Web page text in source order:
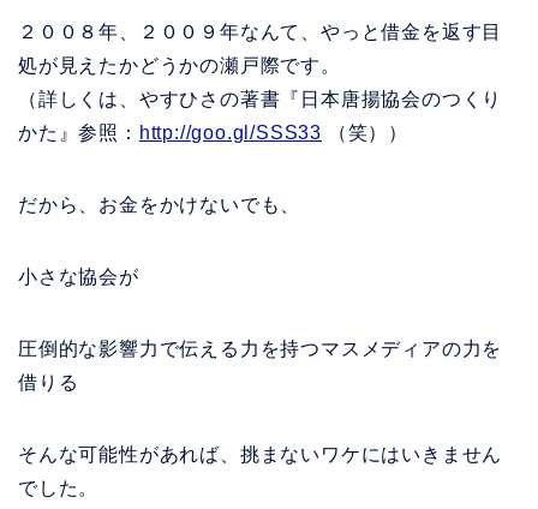
２００８年、２００９年なんて、やっと借金を返す目
処が見えたかどうかの瀬戸際です。
（詳しくは、やすひさの著書『日本唐揚協会のつくり
かた』参照： http://goo.gl/SSS33 （笑））
だから、お金をかけないでも、
小さな協会が
圧倒的な影響力で伝える力を持つマスメディアの力を
借りる
そんな可能性があれば、挑まないワケにはいきません
でした。